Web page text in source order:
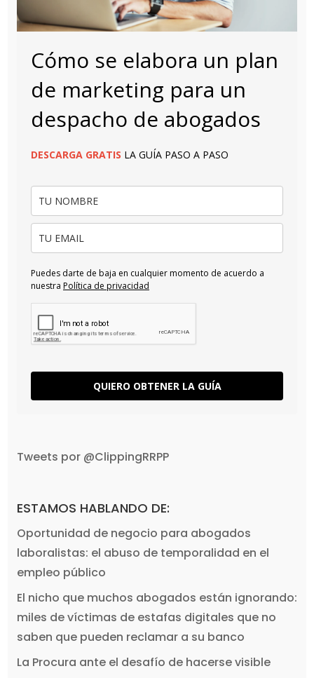
Cómo se elabora un plan
de marketing para un
despacho de abogados
DESCARGA GRATIS LA GUÍA PASO A PASO
Puedes darte de baja en cualquier momento de acuerdo a
nuestra Política de privacidad
QUIERO OBTENER LA GUÍA
Tweets por @ClippingRRPP
ESTAMOS HABLANDO DE:
Oportunidad de negocio para abogados
laboralistas: el abuso de temporalidad en el
empleo público
El nicho que muchos abogados están ignorando:
miles de víctimas de estafas digitales que no
saben que pueden reclamar a su banco
La Procura ante el desafío de hacerse visible